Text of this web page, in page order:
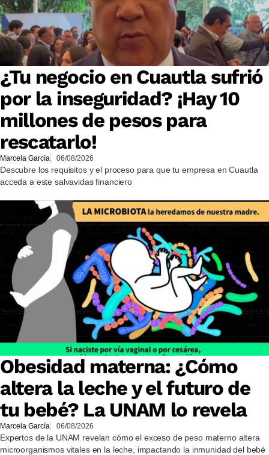
¿Tu negocio en Cuautla sufrió
por la inseguridad? ¡Hay 10
millones de pesos para
rescatarlo!
Marcela García 06/08/2026
Descubre los requisitos y el proceso para que tu empresa en Cuautla
acceda a este salvavidas financiero
Obesidad materna: ¿Cómo
altera la leche y el futuro de
tu bebé? La UNAM lo revela
Marcela García 06/08/2026
Expertos de la UNAM revelan cómo el exceso de peso materno altera
microorganismos vitales en la leche, impactando la inmunidad del bebé